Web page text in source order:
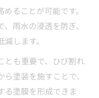
ることが可能です。
雨水の浸透を防ぎ、
します。
とも重要で、ひび割れ
塗装を施すことで、
る塗膜を形成できま